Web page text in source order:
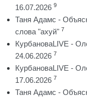
16.07.2026 9
Таня Адамс -
слова "ахуй" 7
КурбановаLIVE -
24.06.2026 7
КурбановаLIVE -
17.06.2026 7
Таня Адамс -